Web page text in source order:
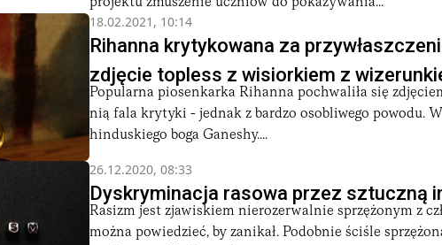
18.02.2021, 10:14
Rihanna krytykowana za
zdjęcie topless z wisiorkiem z
Popularna piosenkarka Rihanna pochwaliła się
nią fala krytyki - jednak z bardzo osobliwego powodu.
hinduskiego boga Ganeshy....
26.12.2020, 08:33
Dyskryminacja rasowa przez sztuczną
Rasizm jest zjawiskiem nierozerwalnie sprzężonym z
można powiedzieć, by zanikał. Podobnie ściśle